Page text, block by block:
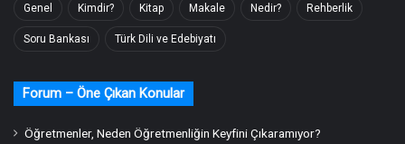
Genel Kimdir? Kitap Makale Nedir? Rehberlik
Soru Bankası Türk Dili ve Edebiyatı
Forum – Öne Çıkan Konular
Öğretmenler, Neden Öğretmenliğin Keyfini Çıkaramıyor?